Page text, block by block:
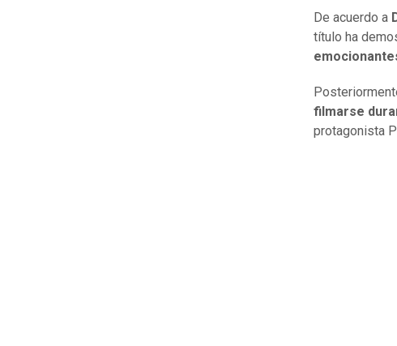
De acuerdo a
título ha
filmarse
protagonista